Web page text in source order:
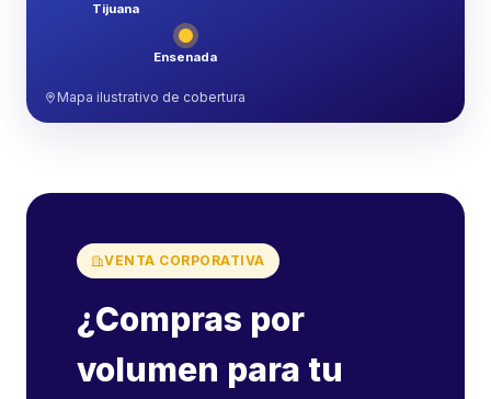
Tijuana
Ensenada
Mapa ilustrativo de cobertura
VENTA CORPORATIVA
¿Compras por
volumen para tu